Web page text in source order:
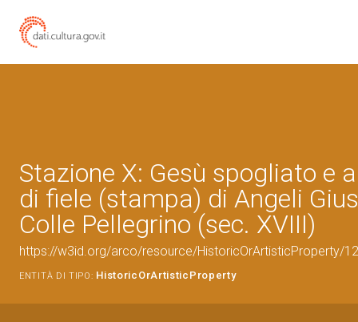
Stazione X: Gesù spogliato e
di fiele (stampa) di Angeli
Colle Pellegrino (sec. XVIII)
https://w3id.org/arco/resource/HistoricOrArtisticProperty/
ENTITÀ DI TIPO: HistoricOrArtisticProperty